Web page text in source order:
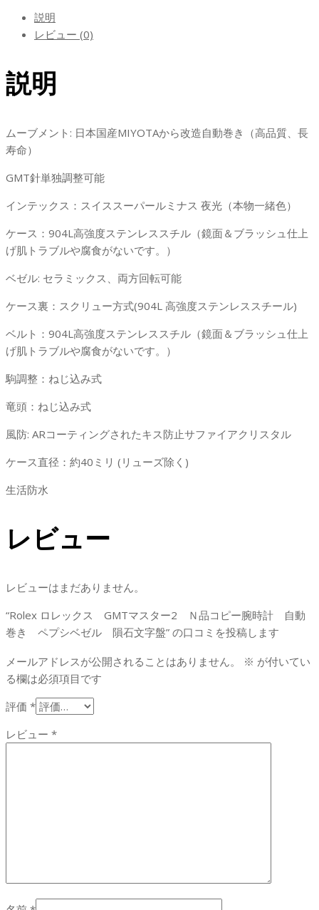
Ｎ
品
ピ
ー
時
自
動
巻
ペ
プ
ベ
ゼ
隕
石
字
個
説明
レビュー (0)
説明
ムーブメント: 日本国産MIYOTAから改造自動巻き（高品質、長
寿命）
GMT針単独調整可能
インテックス：スイススーパールミナス 夜光（本物一緒色）
ケース：904L高強度ステンレススチル（鏡面＆ブラッシュ仕上
げ肌トラブルや腐食がないです。）
ベゼル: セラミックス、両方回転可能
ケース裏：スクリュー方式(904L 高強度ステンレススチール)
ベルト：904L高強度ステンレススチル（鏡面＆ブラッシュ仕上
げ肌トラブルや腐食がないです。）
駒調整：ねじ込み式
竜頭：ねじ込み式
風防: ARコーティングされたキス防止サファイアクリスタル
ケース直径：約40ミリ (リューズ除く)
生活防水
レビュー
レビューはまだありません。
“Rolex ロレックス GMTマスター2 Ｎ品コピー腕時計 自動
巻き ペプシベゼル 隕石文字盤” の口コミを投稿します
メールアドレスが公開されることはありません。 ※ が付いてい
る欄は必須項目です
評価 *
レビュー *